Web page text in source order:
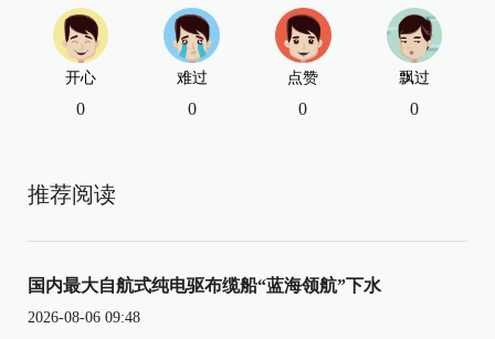
开心
0
难过
0
点赞
0
飘过
0
推荐阅读
国内最大自航式纯电驱布缆船“蓝海领航”下水
2026-08-06 09:48